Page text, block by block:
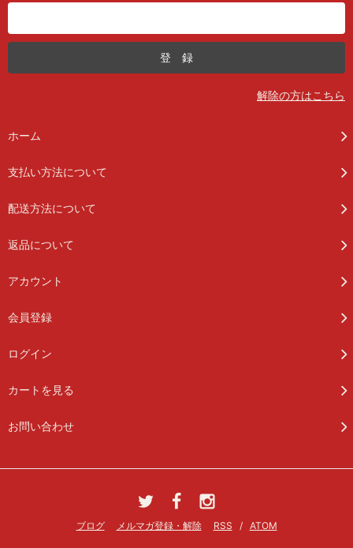
解除の方はこちら
ホーム
支払い方法について
配送方法について
返品について
アカウント
会員登録
ログイン
カートを見る
お問い合わせ
ブログ メルマガ登録・解除 RSS / ATOM